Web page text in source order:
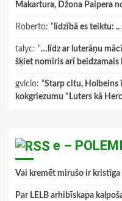
Makartura, Džona Paipera
Roberto: “ līdzībā es teiktu:
talyc: “…līdz ar luterāņu
šķiet nomiris arī beidzamais
gviclo: “Starp citu, Holbeins
kokgriezumu "Luters kā
e –
Vai kremēt mirušo ir kristīga
Par LELB arhibīskapa